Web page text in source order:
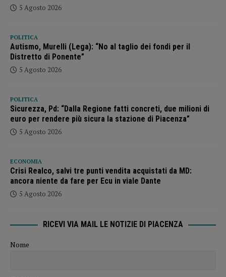
5 Agosto 2026
POLITICA
Autismo, Murelli (Lega): “No al taglio dei fondi per il
Distretto di Ponente”
5 Agosto 2026
POLITICA
Sicurezza, Pd: “Dalla Regione fatti concreti, due milioni di
euro per rendere più sicura la stazione di Piacenza”
5 Agosto 2026
ECONOMIA
Crisi Realco, salvi tre punti vendita acquistati da MD:
ancora niente da fare per Ecu in viale Dante
5 Agosto 2026
RICEVI VIA MAIL LE NOTIZIE DI PIACENZA
Nome